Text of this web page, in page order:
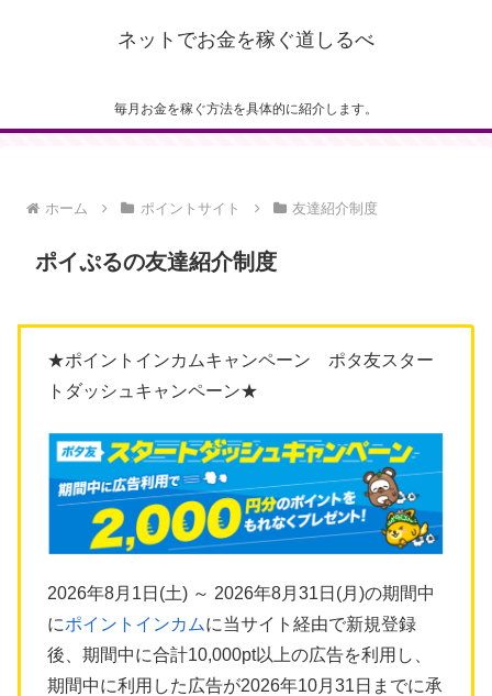
ネットでお金を稼ぐ道しるべ
毎月お金を稼ぐ方法を具体的に紹介します。
ホーム ポイントサイト 友達紹介制度
ポイぷるの友達紹介制度
★ポイントインカムキャンペーン ポタ友スター
トダッシュキャンペーン★
2026年8月1日(土) ～ 2026年8月31日(月)の期間中
にポイントインカムに当サイト経由で新規登録
後、期間中に合計10,000pt以上の広告を利用し、
期間中に利用した広告が2026年10月31日までに承